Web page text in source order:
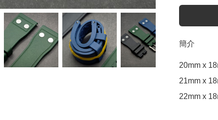
簡介
20mm x
21mm x
22mm x